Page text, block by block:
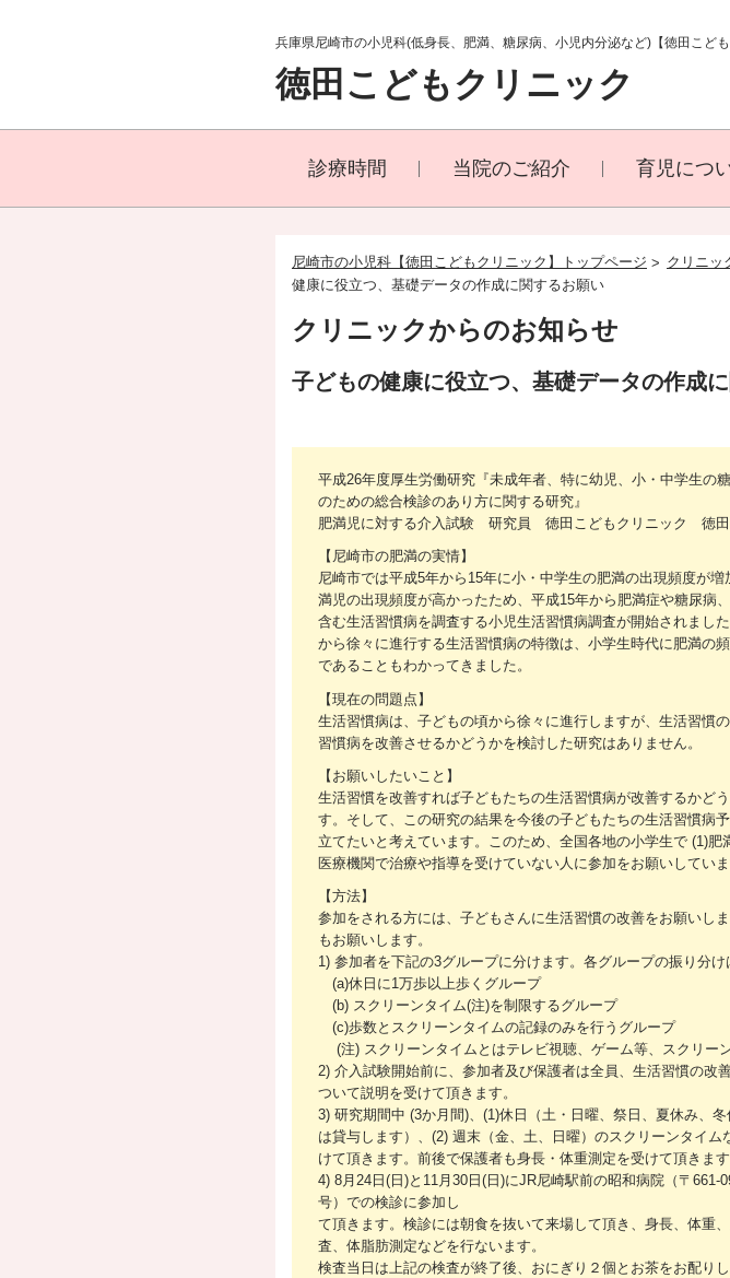
兵庫県尼崎市の小児科(低身長、肥満、糖尿病、小児内分泌など)【徳田こど
徳田こどもクリニック
診療時間 当院のご紹介 育児につ
尼崎市の小児科【徳田こどもクリニック】トップページ クリニッ
健康に役立つ、基礎データの作成に関するお願い
クリニックからのお知らせ
子どもの健康に役立つ、基礎データの作成
平成26年度厚生労働研究『未成年者、特に幼児、小・中学生の
のための総合検診のあり方に関する研究』
肥満児に対する介入試験 研究員 徳田こどもクリニック 徳
【尼崎市の肥満の実情】
尼崎市では平成5年から15年に小・中学生の肥満の出現頻度が
満児の出現頻度が高かったため、平成15年から肥満症や糖尿病
含む生活習慣病を調査する小児生活習慣病調査が開始されまし
から徐々に進行する生活習慣病の特徴は、小学生時代に肥満の
であることもわかってきました。
【現在の問題点】
生活習慣病は、子どもの頃から徐々に進行しますが、生活習慣
習慣病を改善させるかどうかを検討した研究はありません。
【お願いしたいこと】
生活習慣を改善すれば子どもたちの生活習慣病が改善するかど
す。そして、この研究の結果を今後の子どもたちの生活習慣病
立てたいと考えています。このため、全国各地の小学生で (1)肥
医療機関で治療や指導を受けていない人に参加をお願いしていま
【方法】
参加をされる方には、子どもさんに生活習慣の改善をお願いし
もお願いします。
1) 参加者を下記の3グループに分けます。各グループの振り分け
(a)休日に1万歩以上歩くグループ
(b) スクリーンタイム(注)を制限するグループ
(c)歩数とスクリーンタイムの記録のみを行うグループ
(注) スクリーンタイムとはテレビ視聴、ゲーム等、スクリー
2) 介入試験開始前に、参加者及び保護者は全員、生活習慣の改
ついて説明を受けて頂きます。
3) 研究期間中 (3か月間)、(1)休日（土・日曜、祭日、夏休み、
は貸与します）、(2) 週末（金、土、日曜）のスクリーンタイム
けて頂きます。前後で保護者も身長・体重測定を受けて頂きます
4) 8月24日(日)と11月30日(日)にJR尼崎駅前の昭和病院（〒661-
号）での検診に参加し
て頂きます。検診には朝食を抜いて来場して頂き、身長、体重
査、体脂肪測定などを行ないます。
検査当日は上記の検査が終了後、おにぎり２個とお茶をお配りし